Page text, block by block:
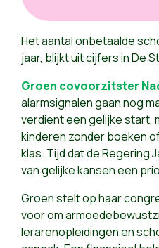
Het aantal onbetaalde
jaar, blijkt uit cijfers in De
Groen covoorzitster
alarmsignalen gaan nog
verdient een gelijke start,
kinderen zonder boeken
klas. Tijd dat de Regering
van gelijke kansen een
Groen stelt op haar
voor om
lerarenopleidingen en